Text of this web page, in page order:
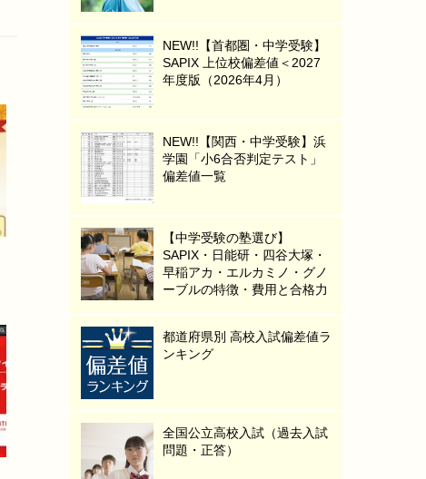
NEW!!【首都圏・中学受験】
SAPIX 上位校偏差値＜2027
年度版（2026年4月）
NEW!!【関西・中学受験】浜
学園「小6合否判定テスト」
偏差値一覧
【中学受験の塾選び】
SAPIX・日能研・四谷大塚・
早稲アカ・エルカミノ・グノ
ーブルの特徴・費用と合格力
都道府県別 高校入試偏差値ラ
ンキング
全国公立高校入試（過去入試
問題・正答）